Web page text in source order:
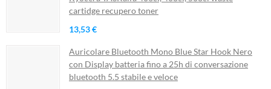
cartidge recupero toner
13,53 €
Auricolare Bluetooth Mono Blue Star Hook Nero
con Display batteria fino a 25h di conversazione
bluetooth 5.5 stabile e veloce